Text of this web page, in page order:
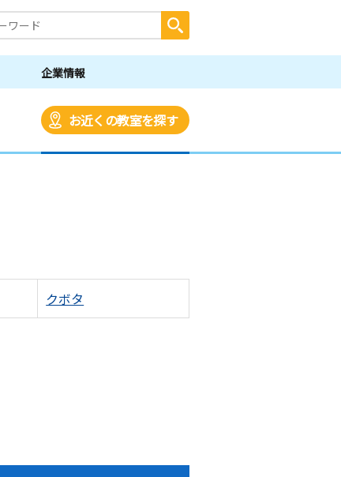
企業情報
お近くの教室を探す
クボタ